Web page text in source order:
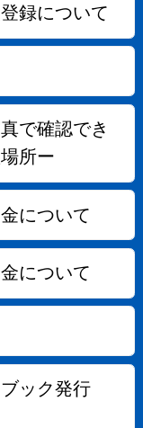
録について
で確認でき
所ー
について
について
ブック発行